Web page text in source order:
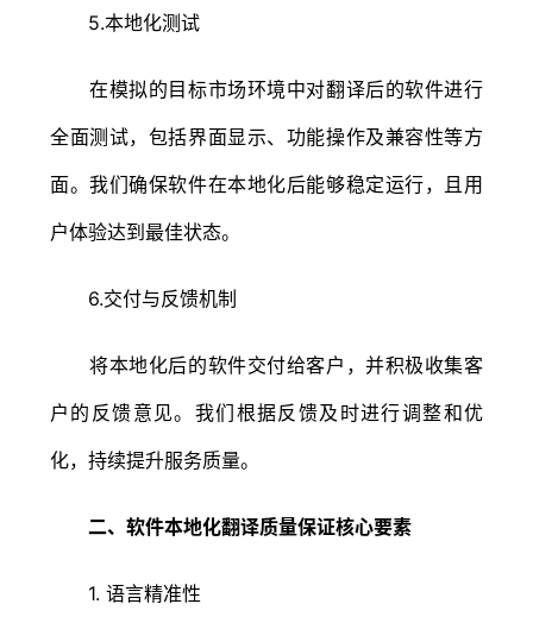
5.本地化测试
在模拟的目标市场环境中对翻译后的软件进行
全面测试，包括界面显示、功能操作及兼容性等方
面。我们确保软件在本地化后能够稳定运行，且用
户体验达到最佳状态。
6.交付与反馈机制
将本地化后的软件交付给客户，并积极收集客
户的反馈意见。我们根据反馈及时进行调整和优
化，持续提升服务质量。
二、软件本地化翻译质量保证核心要素
1. 语言精准性